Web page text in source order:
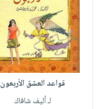
قواعد العشق الأربعون
لـ أليف شافاك